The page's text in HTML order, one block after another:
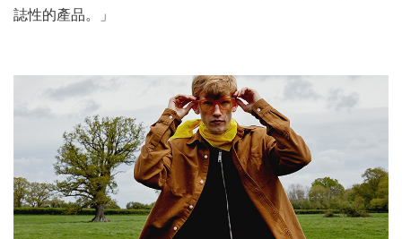
誌性的產品。」